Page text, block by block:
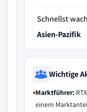
Schnellst
Asien-Pazifik
Wichtige
Marktführer:
einem